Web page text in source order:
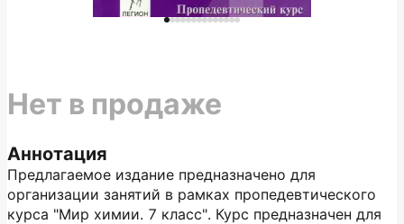
Аннотация
Предлагаемое издание предназначено для
организации занятий в рамках пропедевтического
курса "Мир химии. 7 класс". Курс предназначен для
Нет в продаже